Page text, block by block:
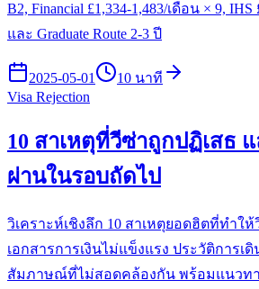
B2, Financial £1,334-1,483/เดือน × 9, IHS
และ Graduate Route 2-3 ปี
2025-05-01
10 นาที
Visa Rejection
10 สาเหตุที่วีซ่าถูกปฏิเสธ
ผ่านในรอบถัดไป
วิเคราะห์เชิงลึก 10 สาเหตุยอดฮิตที่ทำใ
เอกสารการเงินไม่แข็งแรง ประวัติการเ
สัมภาษณ์ที่ไม่สอดคล้องกัน พร้อมแนวทา